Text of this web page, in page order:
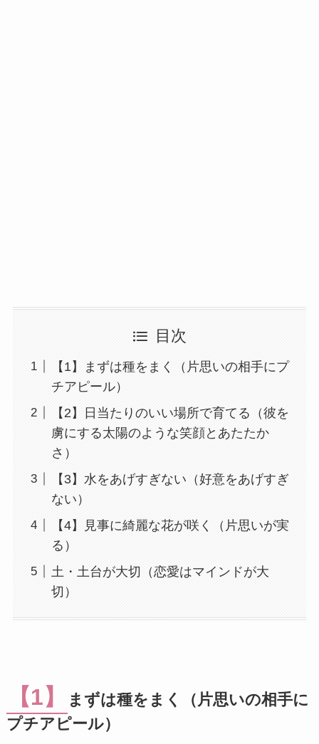
目次
【1】まずは種をまく（片思いの相手にプ
チアピール）
【2】日当たりのいい場所で育てる（彼を
虜にする太陽のような笑顔とあたたか
さ）
【3】水をあげすぎない（好意をあげすぎ
ない）
【4】見事に綺麗な花が咲く（片思いが実
る）
土・土台が大切（恋愛はマインドが大
切）
【1】
まずは種をまく（片思いの相手に
プチアピール）